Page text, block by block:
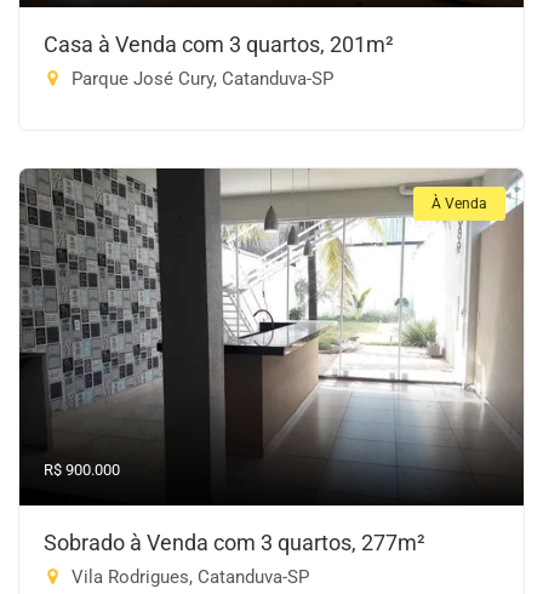
Casa à Venda com 3 quartos, 201m²
Parque José Cury, Catanduva-SP
À Venda
R$ 900.000
Sobrado à Venda com 3 quartos, 277m²
Vila Rodrigues, Catanduva-SP